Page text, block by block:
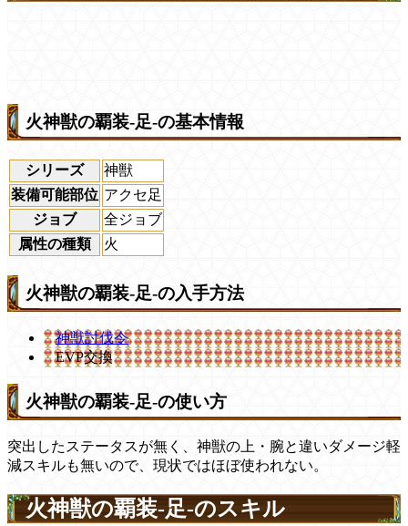
火神獣の覇装-足-の基本情報
シリーズ
神獣
装備可能部位 アクセ足
ジョブ
全ジョブ
属性の種類
火
火神獣の覇装-足-の入手方法
神獣討伐令
EVP交換
火神獣の覇装-足-の使い方
突出したステータスが無く、神獣の上・腕と違いダメージ軽
減スキルも無いので、現状ではほぼ使われない。
火神獣の覇装-足-のスキル